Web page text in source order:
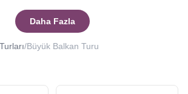
vaat ediyor.Büyük balkan turunda hangi
en iyi Balkan turu hangisi?
Daha Fazla
/Büyük Balkan Turu